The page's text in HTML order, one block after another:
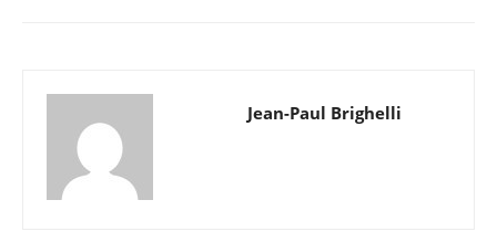
Jean-Paul Brighelli